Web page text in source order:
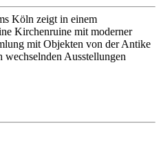
Köln zeigt in einem
Kirchenruine mit moderner
mit Objekten von der Antike
Ausstellungen